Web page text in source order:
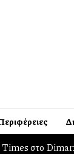
τεκμηριωμένες